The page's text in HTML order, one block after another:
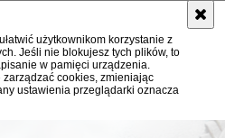
użytkownikom korzystanie z
Jeśli nie blokujesz tych plików, to
w pamięci urządzenia.
cookies, zmieniając
ustawienia przeglądarki oznacza